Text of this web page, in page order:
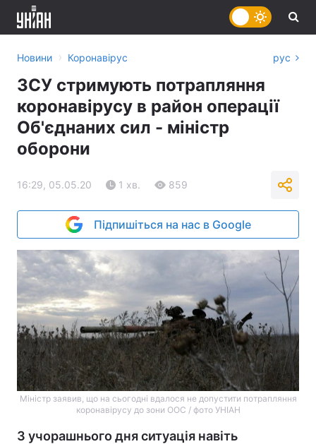
Новини › Коронавірус рус
ЗСУ стримують потрапляння
коронавірусу в район операції
Об'єднаних сил - міністр
оборони
16:29, 05.05.20 1 хв. 859
Підпишіться на нас в Google
Міністр заявив, що на сьогодні вдалося не допустити потрапляння
коронавірусу до зони ООС / фото УНІАН
З учорашнього дня ситуація навіть